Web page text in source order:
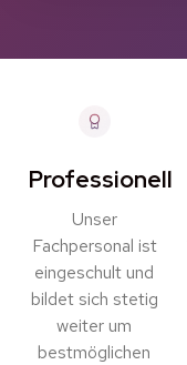
Professionell
Unser
Fachpersonal ist
eingeschult und
bildet sich stetig
weiter um
bestmöglichen